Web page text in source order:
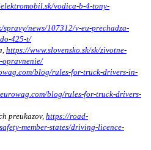
vodica-b-4-tony-
news/107312/v-eu-prechadza-
425-t/
https://www.slovensko.sk/sk/zivotne-
opravnenie/
blog/rules-for-truck-drivers-in-
blog/rules-for-truck-drivers-
preukazov, https://road-
member-states/driving-licence-